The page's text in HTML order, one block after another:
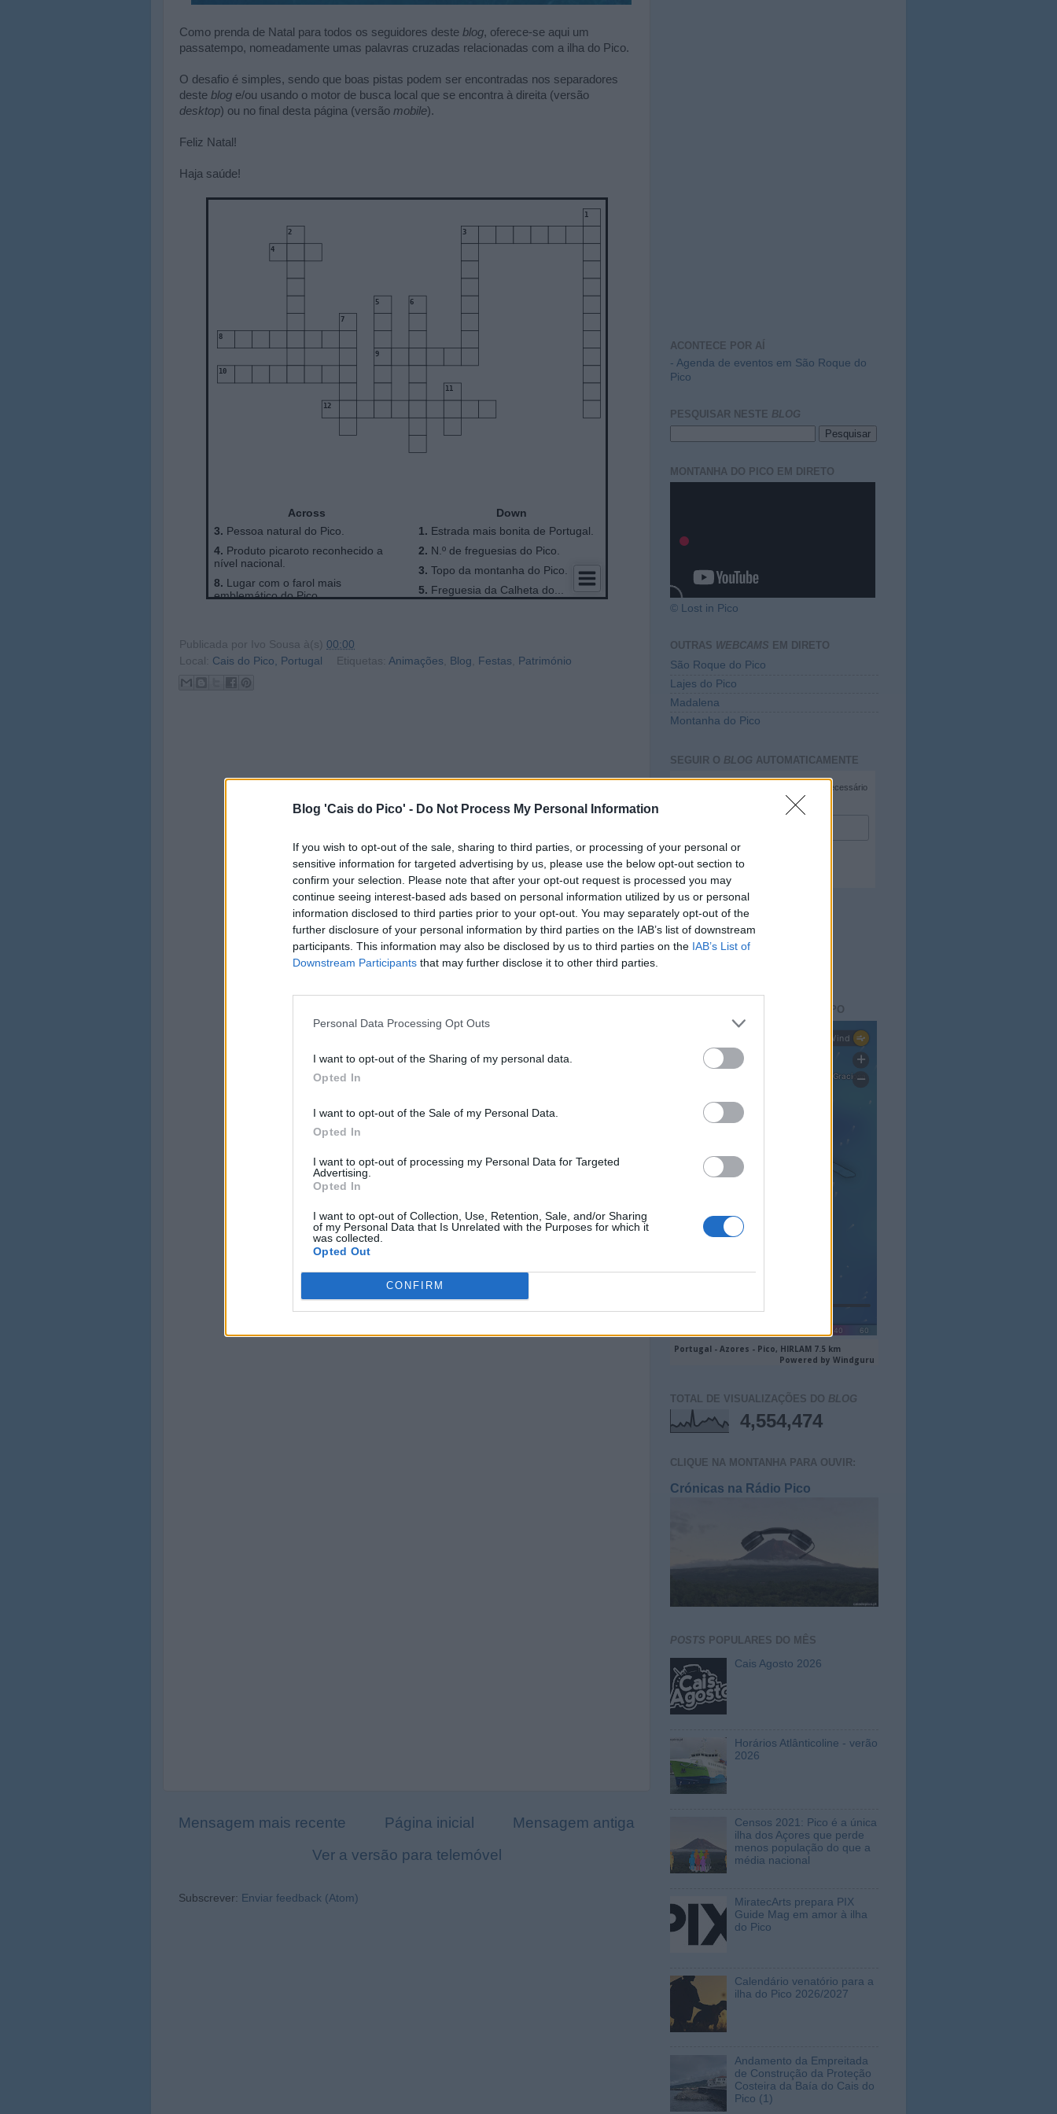
Blog 'Cais do Pico' - Do Not Process My Personal Information
If you wish to opt-out of the sale, sharing to third parties, or processing of your personal or
sensitive information for targeted advertising by us, please use the below opt-out section to
confirm your selection. Please note that after your opt-out request is processed you may
continue seeing interest-based ads based on personal information utilized by us or personal
information disclosed to third parties prior to your opt-out. You may separately opt-out of the
further disclosure of your personal information by third parties on the IAB’s list of downstream
participants. This information may also be disclosed by us to third parties on the IAB’s List of
Downstream Participants that may further disclose it to other third parties.
Personal Data Processing Opt Outs
I want to opt-out of the Sharing of my personal data.
Opted In
I want to opt-out of the Sale of my Personal Data.
Opted In
I want to opt-out of processing my Personal Data for Targeted
Advertising.
Opted In
I want to opt-out of Collection, Use, Retention, Sale, and/or Sharing
of my Personal Data that Is Unrelated with the Purposes for which it
was collected.
Opted Out
CONFIRM
Como prenda de Natal para todos os seguidores deste blog, oferece-se aqui um
passatempo, nomeadamente umas palavras cruzadas relacionadas com a ilha do Pico.
O desafio é simples, sendo que boas pistas podem ser encontradas nos separadores
deste blog e/ou usando o motor de busca local que se encontra à direita (versão
desktop) ou no final desta página (versão mobile).
Feliz Natal!
Haja saúde!
Publicada por Ivo Sousa à(s) 00:00
Local: Cais do Pico, Portugal Etiquetas: Animações Blog Festas Património
Mensagem mais recente Mensagem antiga
Página inicial
Ver a versão para telemóvel
Subscrever: Enviar feedback (Atom)
ACONTECE POR AÍ
- Agenda de eventos em São Roque do
Pico
PESQUISAR NESTE BLOG
MONTANHA DO PICO EM DIRETO
© Lost in Pico
OUTRAS WEBCAMS EM DIRETO
São Roque do Pico
Lajes do Pico
Madalena
Montanha do Pico
SEGUIR O BLOG AUTOMATICAMENTE
campo necessário
PREVISÃO DO ESTADO DO TEMPO
TOTAL DE VISUALIZAÇÕES DO BLOG
4,554,474
CLIQUE NA MONTANHA PARA OUVIR:
Crónicas na Rádio Pico
POSTS POPULARES DO MÊS
Cais Agosto 2026
Horários Atlânticoline - verão
2026
Censos 2021: Pico é a única
ilha dos Açores que perde
menos população do que a
média nacional
MiratecArts prepara PIX
Guide Mag em amor à ilha
do Pico
Calendário venatório para a
ilha do Pico 2026/2027
Andamento da Empreitada
de Construção da Proteção
Costeira da Baía do Cais do
Pico (1)